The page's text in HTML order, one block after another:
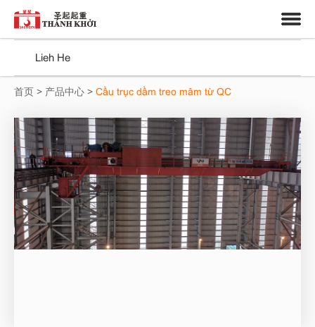
Trung tâm
Lieh He
首页 > 产品中心 >Cầu trục dầm treo mâm từ QC